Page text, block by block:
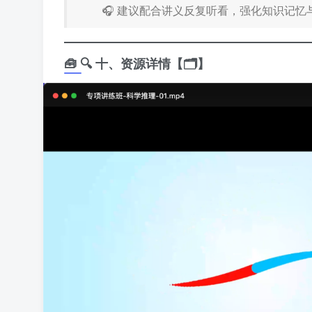
🎧 建议配合讲义反复听看，强化知识记忆
🧰 🔍 十、资源详情【🗂️】